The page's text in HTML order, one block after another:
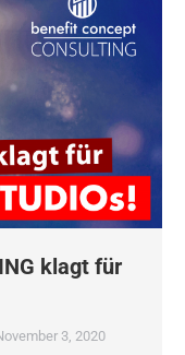
klagt für
3, 2020